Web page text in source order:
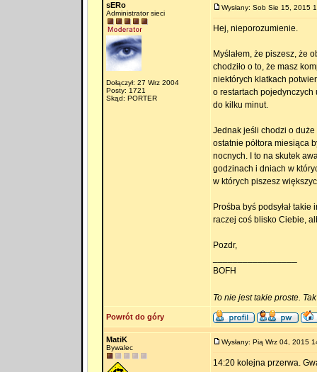
sERo
Administrator sieci
Dołączył: 27 Wrz 2004
Posty: 1721
Skąd: PORTER
Wysłany: Sob Sie 15, 2015
Hej, nieporozumienie.
Myślałem, że piszesz, że
chodziło o to, że masz
niektórych klatkach
o restartach pojedynczych
do kilku minut.
Jednak jeśli chodzi o duże
ostatnie półtora miesiąca
nocnych. I to na skutek
godzinach i dniach w
w których piszesz
Prośba byś podsyłał
raczej coś blisko Ciebie,
Pozdr,
BOFH
To nie jest takie proste.
Powrót do góry
MatiK
Bywalec
Wysłany: Pią Wrz 04, 2015
14:20 kolejna przerwa.